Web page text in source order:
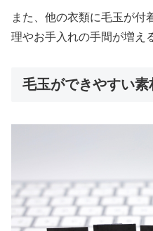
また、他の衣類に毛玉が付
理やお手入れの手間が増え
毛玉ができやすい